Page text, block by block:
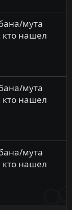
мута
кто нашел
мута
кто нашел
мута
кто нашел